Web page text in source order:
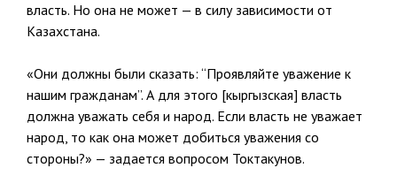
власть. Но она не может — в силу зависимости от
Казахстана.
«Они должны были сказать: “Проявляйте уважение к
нашим гражданам”. А для этого [кыргызская] власть
должна уважать себя и народ. Если власть не уважает
народ, то как она может добиться уважения со
стороны?» — задается вопросом Токтакунов.